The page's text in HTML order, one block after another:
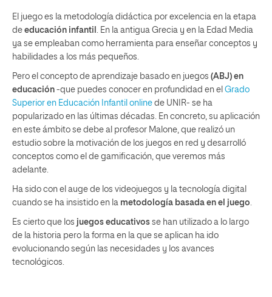
El juego es la metodología didáctica por excelencia en la etapa
de educación infantil . En la antigua Grecia y en la Edad Media
ya se empleaban como herramienta para enseñar conceptos y
habilidades a los más pequeños.
Pero el concepto de aprendizaje basado en juegos (ABJ) en
educación -que puedes conocer en profundidad en el Grado
Superior en Educación Infantil online de UNIR- se ha
popularizado en las últimas décadas. En concreto, su aplicación
en este ámbito se debe al profesor Malone, que realizó un
estudio sobre la motivación de los juegos en red y desarrolló
conceptos como el de gamificación, que veremos más
adelante.
Ha sido con el auge de los videojuegos y la tecnología digital
cuando se ha insistido en la metodología basada en el juego.
Es cierto que los juegos educativos se han utilizado a lo largo
de la historia pero la forma en la que se aplican ha ido
evolucionando según las necesidades y los avances
tecnológicos.